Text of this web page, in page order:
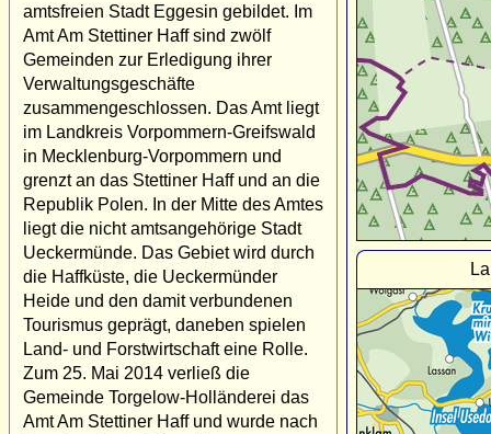
amtsfreien Stadt Eggesin gebildet. Im
Amt Am Stettiner Haff sind zwölf
Gemeinden zur Erledigung ihrer
Verwaltungsgeschäfte
zusammengeschlossen. Das Amt liegt
im Landkreis Vorpommern-Greifswald
in Mecklenburg-Vorpommern und
grenzt an das Stettiner Haff und an die
Republik Polen. In der Mitte des Amtes
liegt die nicht amtsangehörige Stadt
Ueckermünde. Das Gebiet wird durch
die Haffküste, die Ueckermünder
Heide und den damit verbundenen
Tourismus geprägt, daneben spielen
Land- und Forstwirtschaft eine Rolle.
Zum 25. Mai 2014 verließ die
Gemeinde Torgelow-Holländerei das
Amt Am Stettiner Haff und wurde nach